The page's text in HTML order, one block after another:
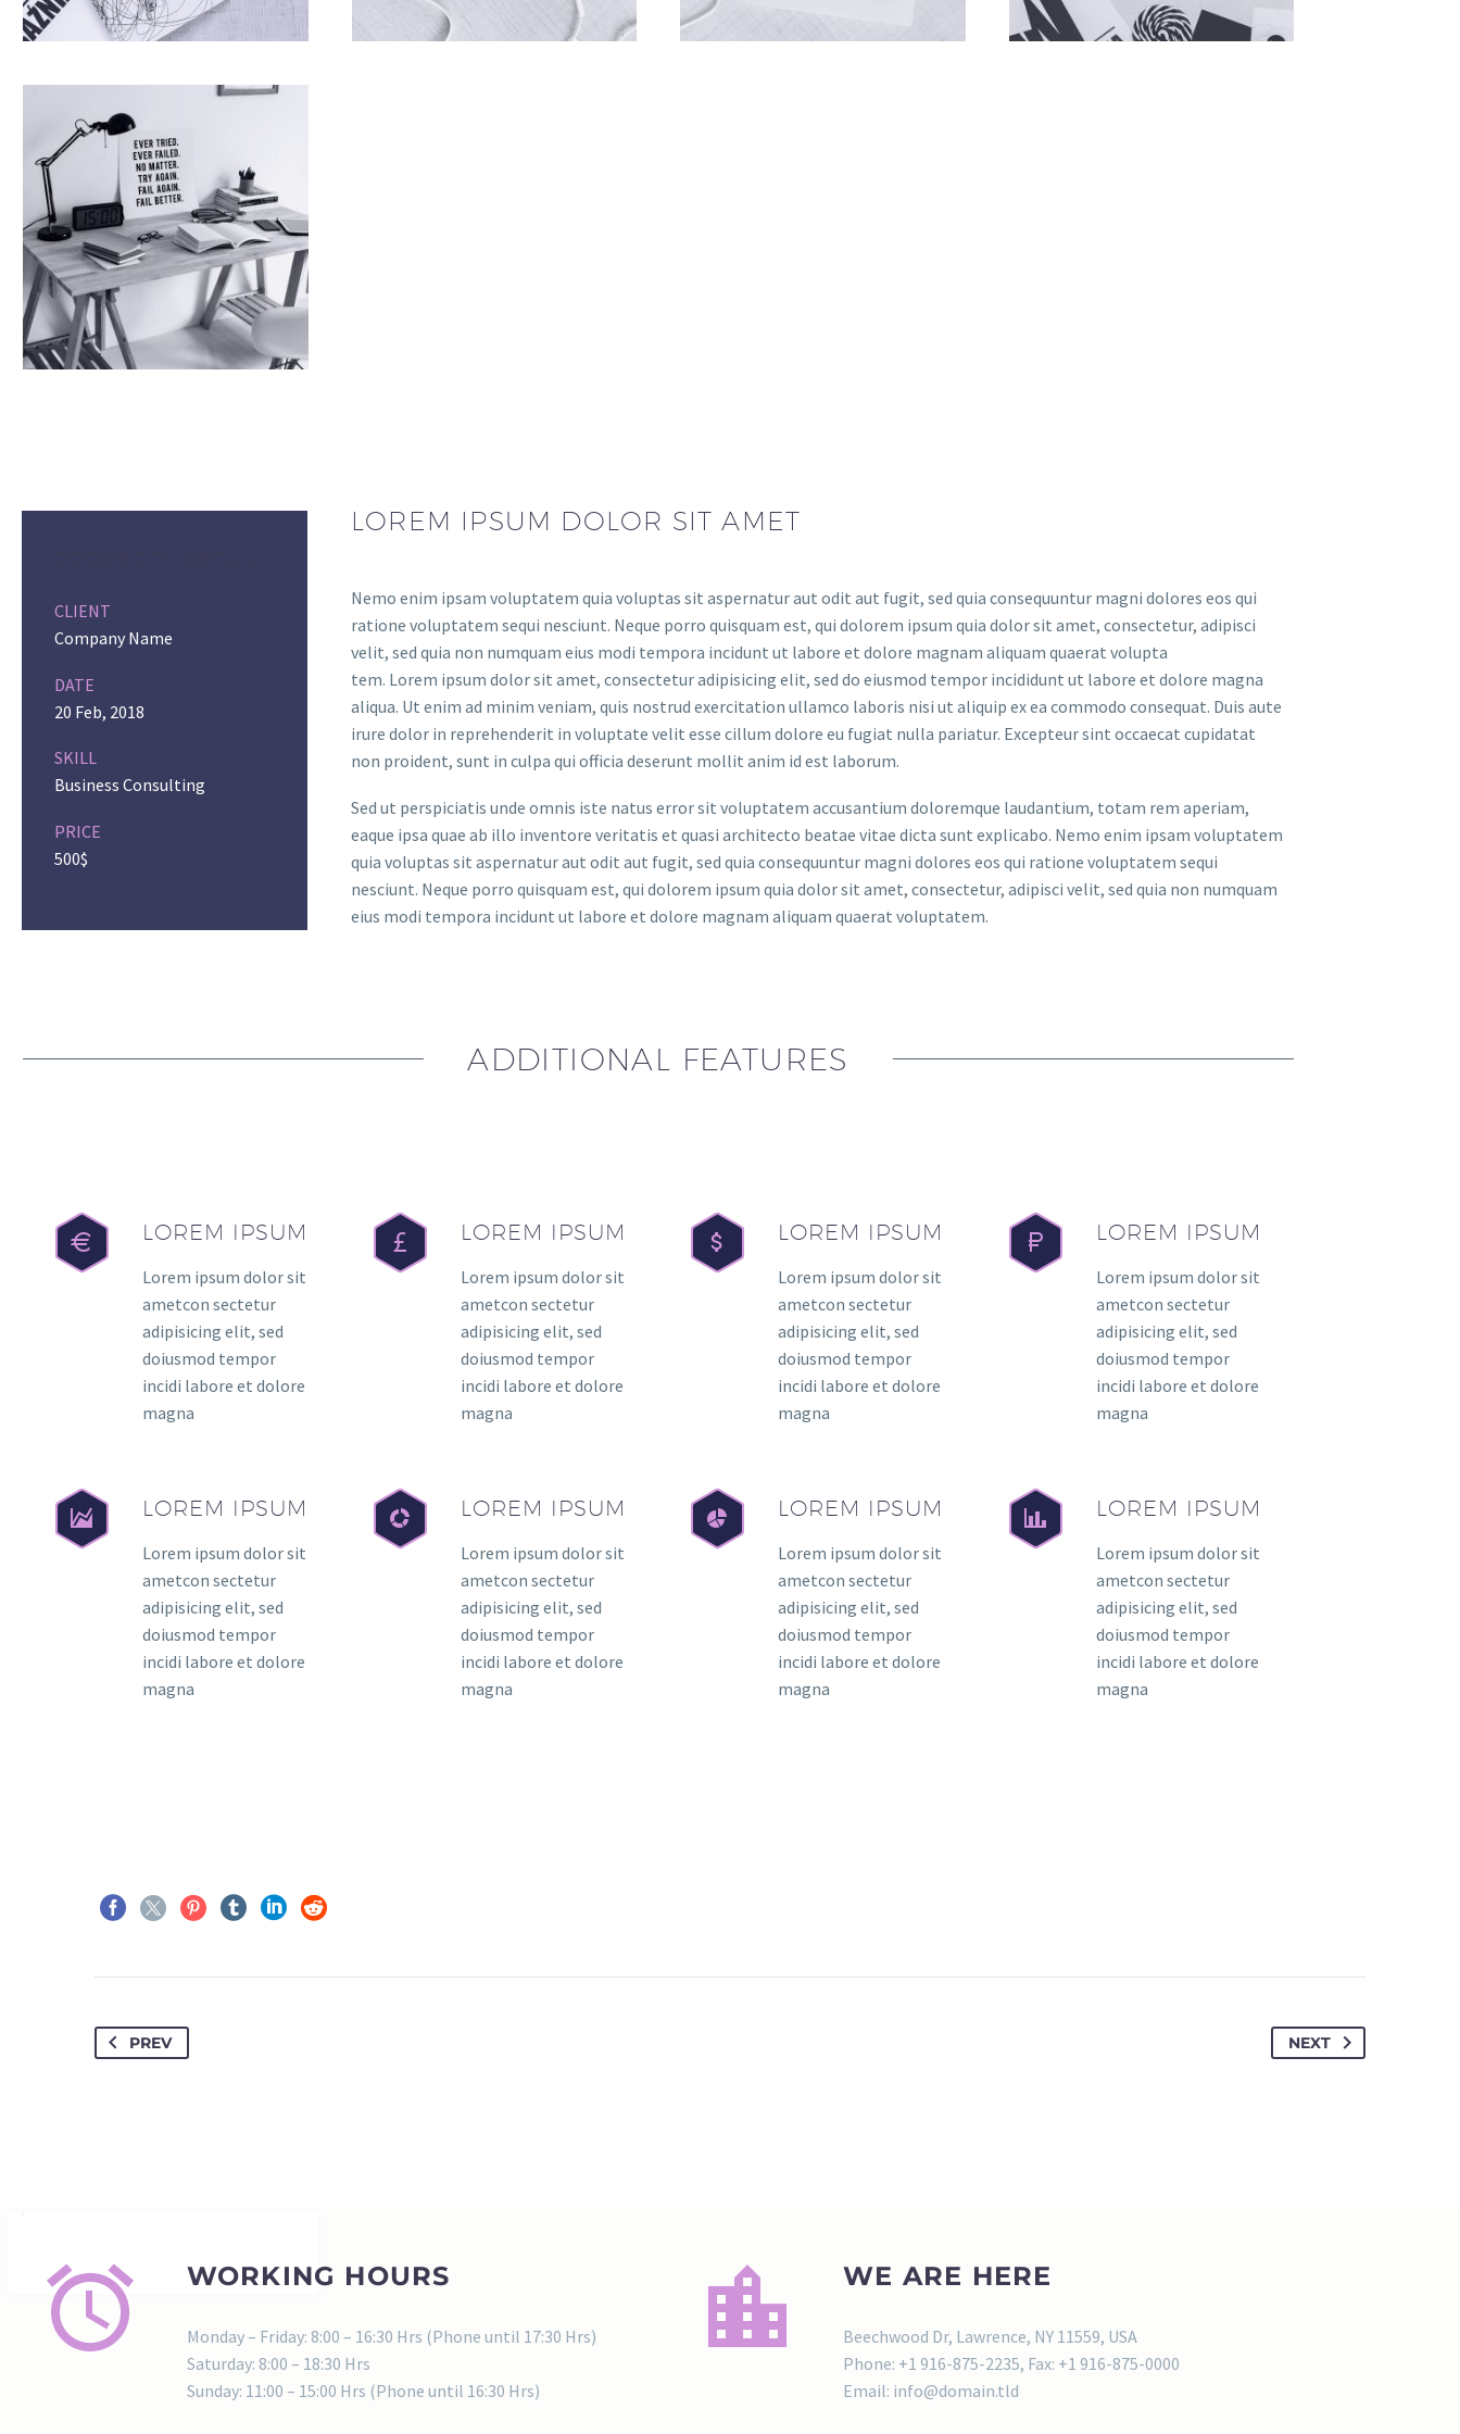
CLIENT
Company Name
DATE
20 Feb, 2018
SKILL
Business Consulting
PRICE
500$
LOREM IPSUM DOLOR SIT AMET
Nemo enim ipsam voluptatem quia voluptas sit aspernatur aut odit aut fugit, sed quia consequuntur magni dolores eos qui
ratione voluptatem sequi nesciunt. Neque porro quisquam est, qui dolorem ipsum quia dolor sit amet, consectetur, adipisci
velit, sed quia non numquam eius modi tempora incidunt ut labore et dolore magnam aliquam quaerat volupta
tem. Lorem ipsum dolor sit amet, consectetur adipisicing elit, sed do eiusmod tempor incididunt ut labore et dolore magna
aliqua. Ut enim ad minim veniam, quis nostrud exercitation ullamco laboris nisi ut aliquip ex ea commodo consequat. Duis aute
irure dolor in reprehenderit in voluptate velit esse cillum dolore eu fugiat nulla pariatur. Excepteur sint occaecat cupidatat
non proident, sunt in culpa qui officia deserunt mollit anim id est laborum.
Sed ut perspiciatis unde omnis iste natus error sit voluptatem accusantium doloremque laudantium, totam rem aperiam,
eaque ipsa quae ab illo inventore veritatis et quasi architecto beatae vitae dicta sunt explicabo. Nemo enim ipsam voluptatem
quia voluptas sit aspernatur aut odit aut fugit, sed quia consequuntur magni dolores eos qui ratione voluptatem sequi
nesciunt. Neque porro quisquam est, qui dolorem ipsum quia dolor sit amet, consectetur, adipisci velit, sed quia non numquam
eius modi tempora incidunt ut labore et dolore magnam aliquam quaerat voluptatem.
ADDITIONAL FEATURES
LOREM IPSUM
Lorem ipsum dolor sit
ametcon sectetur
adipisicing elit, sed
doiusmod tempor
incidi labore et dolore
magna
LOREM IPSUM
Lorem ipsum dolor sit
ametcon sectetur
adipisicing elit, sed
doiusmod tempor
incidi labore et dolore
magna
LOREM IPSUM
Lorem ipsum dolor sit
ametcon sectetur
adipisicing elit, sed
doiusmod tempor
incidi labore et dolore
magna
LOREM IPSUM
Lorem ipsum dolor sit
ametcon sectetur
adipisicing elit, sed
doiusmod tempor
incidi labore et dolore
magna
LOREM IPSUM
Lorem ipsum dolor sit
ametcon sectetur
adipisicing elit, sed
doiusmod tempor
incidi labore et dolore
magna
LOREM IPSUM
Lorem ipsum dolor sit
ametcon sectetur
adipisicing elit, sed
doiusmod tempor
incidi labore et dolore
magna
LOREM IPSUM
Lorem ipsum dolor sit
ametcon sectetur
adipisicing elit, sed
doiusmod tempor
incidi labore et dolore
magna
LOREM IPSUM
Lorem ipsum dolor sit
ametcon sectetur
adipisicing elit, sed
doiusmod tempor
incidi labore et dolore
magna
PREV NEXT
WORKING HOURS
Monday – Friday: 8:00 – 16:30 Hrs (Phone until 17:30 Hrs)
Saturday: 8:00 – 18:30 Hrs
Sunday: 11:00 – 15:00 Hrs (Phone until 16:30 Hrs)
WE ARE HERE
Beechwood Dr, Lawrence, NY 11559, USA
Phone: +1 916-875-2235, Fax: +1 916-875-0000
Email: info@domain.tld